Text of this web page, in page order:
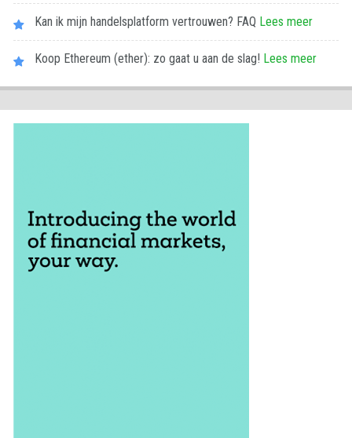
Kan ik mijn handelsplatform vertrouwen? FAQ Lees meer
Koop Ethereum (ether): zo gaat u aan de slag! Lees meer